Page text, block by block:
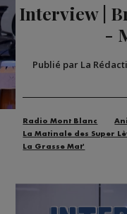
Interview |
-
Publié par La
Radio Mont Blanc
La Matinale des Super
La Grasse Mat'